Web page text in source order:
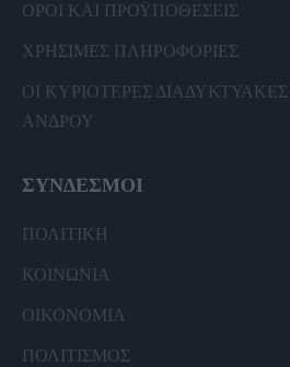
ΟΡΟΙ ΚΑΙ ΠΡΟΫΠΟΘΕΣΕΙΣ
ΧΡΗΣΙΜΕΣ ΠΛΗΡΟΦΟΡΙΕΣ
ΟΙ ΚΥΡΙΟΤΕΡΕΣ
ΑΝΔΡΟΥ
ΣΥΝΔΕΣΜΟΙ
ΠΟΛΙΤΙΚΗ
ΚΟΙΝΩΝΙΑ
ΟΙΚΟΝΟΜΙΑ
ΠΟΛΙΤΙΣΜΟΣ